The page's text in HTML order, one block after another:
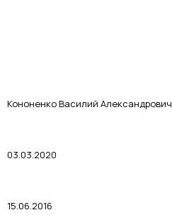
Кононенко Василий Александрович
03.03.2020
15.06.2016